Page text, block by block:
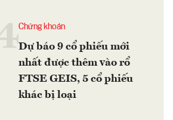
4Chứng khoán
Dự báo 9 cổ phiếu mới
nhất được thêm vào rổ
FTSE GEIS, 5 cổ phiếu
khác bị loại